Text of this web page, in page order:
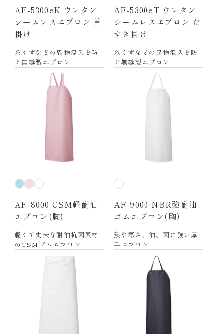
AF-5300eK ウレタン
シームレスエプロン 首
掛け
糸くずなどの異物混入を防
ぐ無縫製エプロン
AF-5300eT ウレタン
シームレスエプロン た
すき掛け
糸くずなどの異物混入を防
ぐ無縫製エプロン
AF-8000 CSM軽耐油
エプロン(胸)
軽くて丈夫な耐油抗菌素材
のCSMゴムエプロン
AF-9000 NBR強耐油
ゴムエプロン(胸)
熱や寒さ、油、菌に強い厚
手エプロン